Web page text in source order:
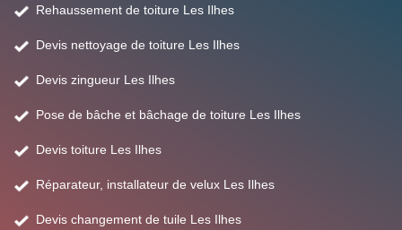
Rehaussement de toiture Les Ilhes
Devis nettoyage de toiture Les Ilhes
Devis zingueur Les Ilhes
Pose de bâche et bâchage de toiture Les Ilhes
Devis toiture Les Ilhes
Réparateur, installateur de velux Les Ilhes
Devis changement de tuile Les Ilhes